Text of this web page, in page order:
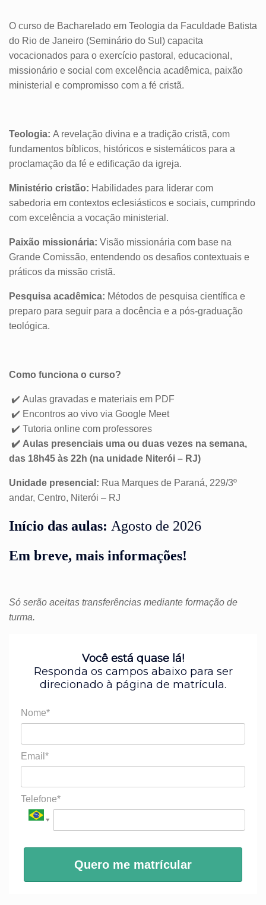
O curso de Bacharelado em Teologia da Faculdade Batista
do Rio de Janeiro (Seminário do Sul) capacita
vocacionados para o exercício pastoral, educacional,
missionário e social com excelência acadêmica, paixão
ministerial e compromisso com a fé cristã.
Teologia: A revelação divina e a tradição cristã, com
fundamentos bíblicos, históricos e sistemáticos para a
proclamação da fé e edificação da igreja.
Ministério cristão: Habilidades para liderar com
sabedoria em contextos eclesiásticos e sociais, cumprindo
com excelência a vocação ministerial.
Paixão missionária: Visão missionária com base na
Grande Comissão, entendendo os desafios contextuais e
práticos da missão cristã.
Pesquisa acadêmica: Métodos de pesquisa científica e
preparo para seguir para a docência e a pós-graduação
teológica.
Como funciona o curso?
✔️ Aulas gravadas e materiais em PDF
✔️ Encontros ao vivo via Google Meet
✔️ Tutoria online com professores
✔️ Aulas presenciais uma ou duas vezes na semana,
das 18h45 às 22h (na unidade Niterói – RJ)
Unidade presencial: Rua Marques de Paraná, 229/3º
andar, Centro, Niterói – RJ
Início das aulas: Agosto de 2026
Em breve, mais informações!
Só serão aceitas transferências mediante formação de
turma.
Você está quase lá!
Responda os campos abaixo para ser
direcionado à página de matrícula.
Nome*
Email*
Telefone*
Quero me matrícular